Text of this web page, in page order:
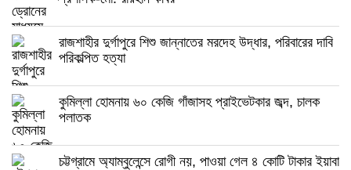
রাজশাহীর দুর্গাপুরে শিশু জান্নাতের মরদেহ উদ্ধার, পরিবারের দাবি
পরিকল্পিত হত্যা
কুমিল্লা হোমনায় ৬০ কেজি গাঁজাসহ প্রাইভেটকার জব্দ, চালক
পলাতক
চট্টগ্রামে অ্যাম্বুলেন্সে রোগী নয়, পাওয়া গেল ৪ কোটি টাকার ইয়াবা